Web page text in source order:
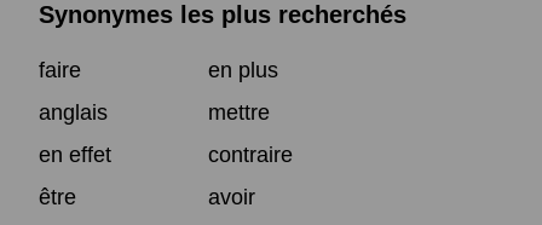
Synonymes les plus recherchés
faire
en plus
anglais
mettre
en effet
contraire
être
avoir